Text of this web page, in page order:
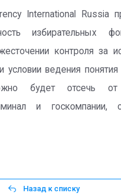
International Russia
избирательных
контроля за
условии ведения понятия
будет отсечь
и госкомпании,
Назад к списку